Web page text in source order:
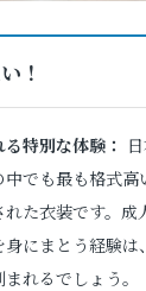
！
特別な体験：
でも最も格式高
た衣装です。成
にまとう経験は
れるでしょう。